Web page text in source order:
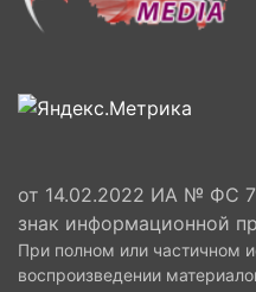
от 14.02.2022 ИА № ФС
знак информационной
При полном или частичном
воспроизведении